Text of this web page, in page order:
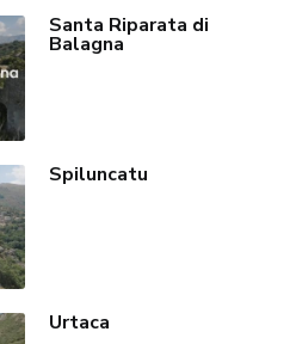
Santa Riparata di
Balagna
Spiluncatu
Urtaca